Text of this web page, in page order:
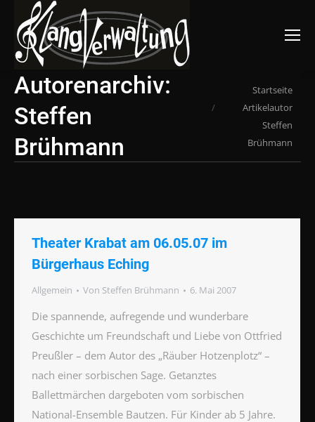
Suchen:
Autorenarchiv:
Steffen
Brühmann
Du bist hier:Startseite
Artikelautor
Steffen
Brühmann
Theater Krabat am 06.05.07 im
Bürgerhaus Eching
Allgemein Von Steffen Brühmann 6. Mai 2007
Die spannende, aufregende und wunderbare
Geschichte um Freundschaft und Liebe von Ottfried
Preußler – dem Autor des „Räuber Hotzenplotz“ –
nach einer sorbischen Sage. Getanztes
Ballettmärchen dargeboten vom sorbischen
National-Ensemble Bautzen. Für Kinder ab 5 Jahre.